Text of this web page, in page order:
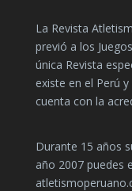
La Revista
previó a los
única Revista
existe en el Perú
cuenta con la
Durante 15 años
año 2007 puedes